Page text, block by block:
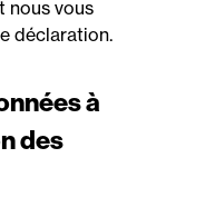
nous vous
déclaration.
à
des